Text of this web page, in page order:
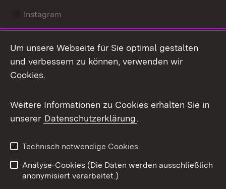
Instagram
Mastodon
Messenger
Social Wall
X / Twitter
Youtube
Um unsere Webseite für Sie optimal gestalten
und verbessern zu können, verwenden wir
Cookies.
Weitere Informationen zu Cookies erhalten Sie in
unserer Datenschutzerklärung.
Technisch notwendige Cookies
Analyse-Cookies (Die Daten werden ausschließlich
anonymisiert verarbeitet.)